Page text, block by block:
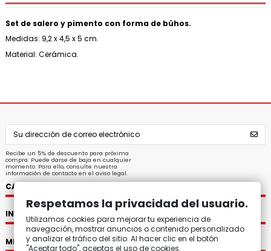
Set de salero y pimento con forma de búhos.
Medidas: 9,2 x 4,5 x 5 cm.
Material: Cerámica.
Recibe un 5% de descuento para próxima
compra. Puede darse de baja en cualquier
momento. Para ello, consulte nuestra
información de contacto en el aviso legal.
CATEGORÍAS
INFORMACIÓN
MI CUENTA
Respetamos la privacidad del usuario.
Utilizamos cookies para mejorar tu experiencia de
navegación, mostrar anuncios o contenido personalizado
y analizar el tráfico del sitio. Al hacer clic en el botón
"Aceptar todo", aceptas el uso de cookies.